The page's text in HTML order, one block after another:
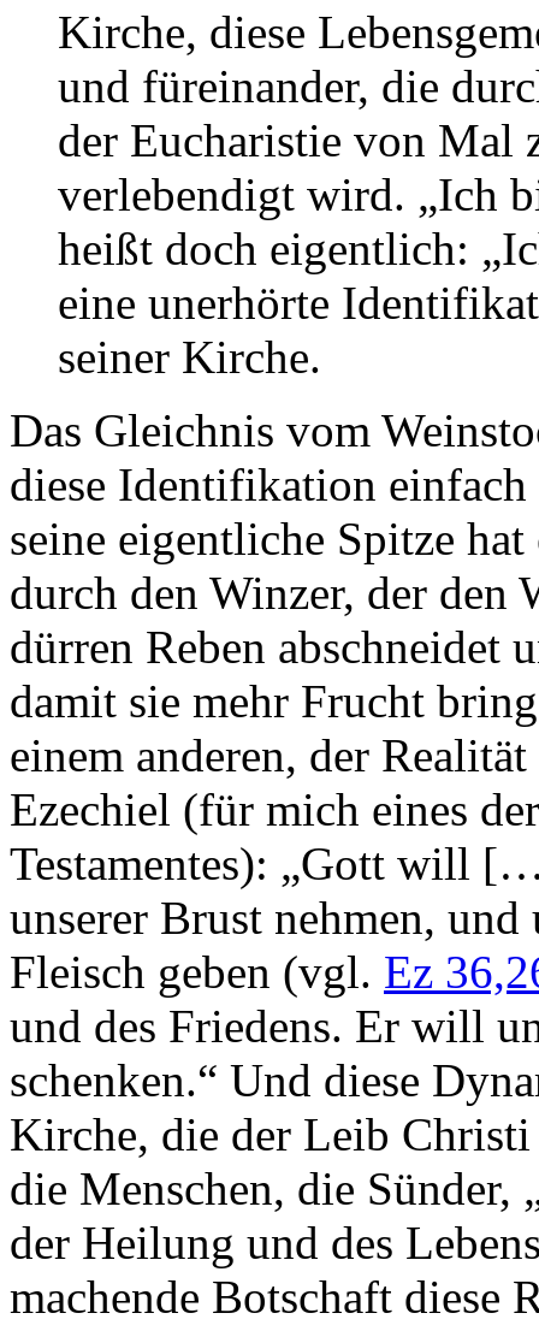
Kirche, diese
und füreinander, die
der Eucharistie von Mal
verlebendigt wird. „Ich
heißt doch eigentlich:
eine unerhörte
seiner Kirche.
Das Gleichnis vom
diese Identifikation
seine eigentliche Spitze
durch den Winzer, der den
dürren Reben abschneidet
damit sie mehr Frucht
einem anderen, der
Ezechiel (für mich eines
Testamentes): „Gott will
unserer Brust nehmen,
Fleisch geben (vgl. Ez
und des Friedens. Er will
schenken.“ Und diese
Kirche, die der Leib
die Menschen, die Sünder,
der Heilung und des
machende Botschaft diese